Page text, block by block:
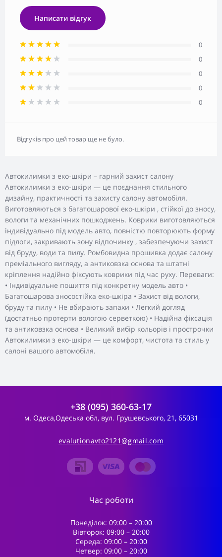
Автокилимки з еко-шкіри – гарний захист салону
Автокилимки з еко-шкіри — це поєднання стильного
дизайну, практичності та захисту салону автомобіля.
Виготовляються з багатошарової еко-шкіри , стійкої до зносу,
вологи та механічних пошкоджень. Коврики виготовляються
індивідуально під модель авто, повністю повторюють форму
підлоги, закривають зону відпочинку , забезпечуючи захист
від бруду, води та пилу. Ромбовидна прошивка додає салону
преміального вигляду, а антиковзка основа та штатні
кріплення надійно фіксують коврики під час руху. Переваги:
• Індивідуальне пошиття під конкретну модель авто •
Багатошарова зносостійка еко-шкіра • Захист від вологи,
бруду та пилу • Не вбирають запахи • Легкий догляд
(достатньо протерти вологою серветкою) • Надійна фіксація
та антиковзка основа • Великий вибір кольорів і прострочки
Автокилимки з еко-шкіри — це комфорт, чистота та стиль у
салоні вашого автомобіля.
Написати відгук
0
0
0
0
0
Відгуків про цей товар ще не було.
+38 (095) 360-63-17
м. Одеса,Одеська обл, вул. Грушевського, 21, 65031
evalutionavto2121@gmail.com
Час роботи
Понеділок: 09:00 – 20:00
Вівторок: 09:00 – 20:00
Середа: 09:00 – 20:00
Четвер: 09:00 – 20:00